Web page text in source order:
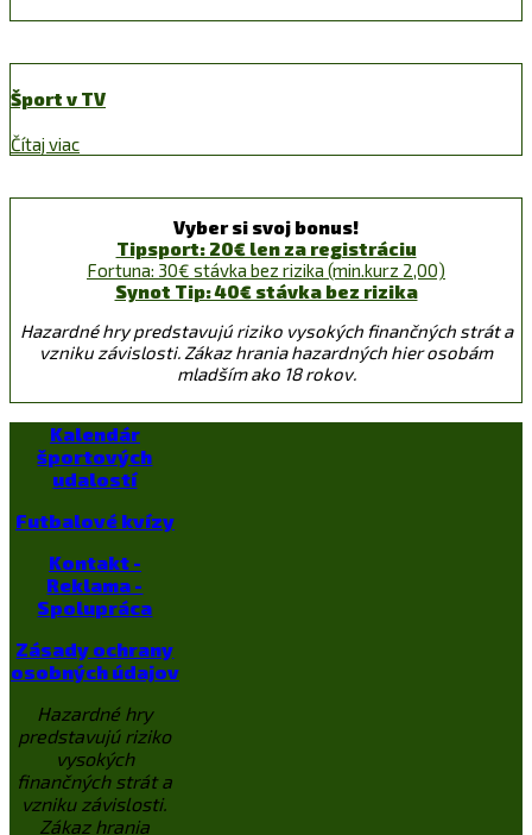
Šport v TV
Čítaj viac
Vyber si svoj bonus!
Tipsport: 20€ len za registráciu
Fortuna: 30€ stávka bez rizika (min.kurz 2,00)
Synot Tip: 40€ stávka bez rizika
Hazardné hry predstavujú riziko vysokých finančných strát a
vzniku závislosti. Zákaz hrania hazardných hier osobám
mladším ako 18 rokov.
Kalendár
športových
udalostí
Futbalové kvízy
Kontakt -
Reklama -
Spolupráca
Zásady ochrany
osobných údajov
Hazardné hry
predstavujú riziko
vysokých
finančných strát a
vzniku závislosti.
Zákaz hrania